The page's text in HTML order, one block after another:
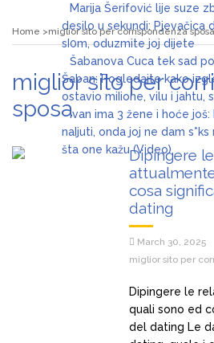
Marija Šerifović lije suze
desilo u sekundi: Pjevačica
sI0m, oduzmite joj dijete
Šabanova Cuca tek sad
Šaban: Pogledajte kako
ostavio miIione, vilu i jahtu,
Ivan ima 3 žene i hoće
naIjuti, onda joj ne dam
šta one kažu (Video)
Home miglior sito per corrispondenza sposa
miglior sito per
sposa
Dipingere
cosa
dating
March 30, 2025
miglior sito per
Dipingere le
quali sono ed
del dating Le